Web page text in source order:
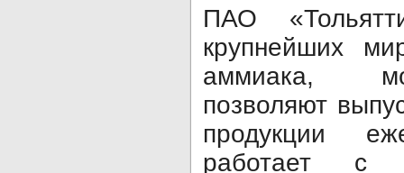
ПАО
крупнейших
аммиака,
позволяют
продукции
работает с